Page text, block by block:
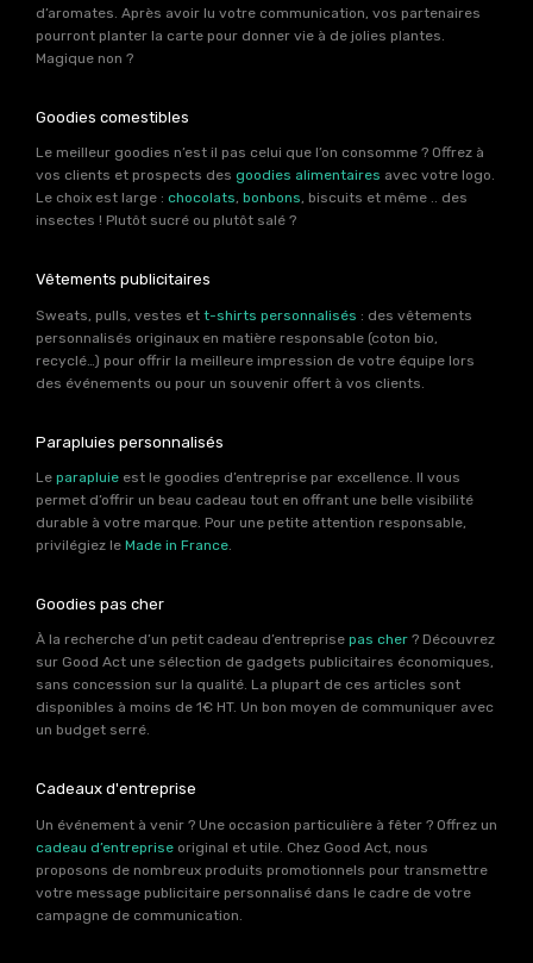
d’aromates. Après avoir lu votre communication, vos partenaires
pourront planter la carte pour donner vie à de jolies plantes.
Magique non ?
Goodies comestibles
Le meilleur goodies n’est il pas celui que l’on consomme ? Offrez à
vos clients et prospects des goodies alimentaires avec votre logo.
Le choix est large : chocolats, bonbons, biscuits et même .. des
insectes ! Plutôt sucré ou plutôt salé ?
Vêtements publicitaires
Sweats, pulls, vestes et t-shirts personnalisés : des vêtements
personnalisés originaux en matière responsable (coton bio,
recyclé…) pour offrir la meilleure impression de votre équipe lors
des événements ou pour un souvenir offert à vos clients.
Parapluies personnalisés
Le parapluie est le goodies d’entreprise par excellence. Il vous
permet d’offrir un beau cadeau tout en offrant une belle visibilité
durable à votre marque. Pour une petite attention responsable,
privilégiez le Made in France.
Goodies pas cher
À la recherche d’un petit cadeau d’entreprise pas cher ? Découvrez
sur Good Act une sélection de gadgets publicitaires économiques,
sans concession sur la qualité. La plupart de ces articles sont
disponibles à moins de 1€ HT. Un bon moyen de communiquer avec
un budget serré.
Cadeaux d'entreprise
Un événement à venir ? Une occasion particulière à fêter ? Offrez un
cadeau d’entreprise original et utile. Chez Good Act, nous
proposons de nombreux produits promotionnels pour transmettre
votre message publicitaire personnalisé dans le cadre de votre
campagne de communication.